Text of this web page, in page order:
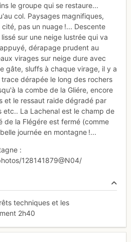
le groupe qui se restaure...
col. Paysages magnifiques,
pas un nuage !... Descente
sur une neige lustrée qui va
dérapage prudent au
virages sur neige dure avec
gâte, sluffs à chaque virage, il y a
dérapée le long des rochers
la combe de la Gliére, encore
et le ressaut raide dégradé par
etc.. La Lachenal est le champ de
de la Flégére est fermé (comme
journée en montagne !...
:
128141879@N04/
techniques et les
2h40